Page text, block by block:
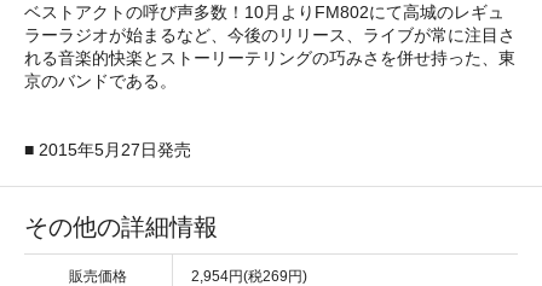
ベストアクトの呼び声多数！10月よりFM802にて高城のレギュ
ラーラジオが始まるなど、今後のリリース、ライブが常に注目さ
れる音楽的快楽とストーリーテリングの巧みさを併せ持った、東
京のバンドである。
■ 2015年5月27日発売
その他の詳細情報
販売価格 2,954円(税269円)